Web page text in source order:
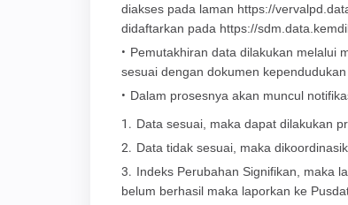
diakses pada laman https://
didaftarkan pada https://
Pemutakhiran data dilakukan melalui
sesuai dengan dokumen
Dalam prosesnya akan muncul
Data sesuai, maka dapat dilakukan
Data tidak sesuai, maka
Indeks Perubahan Signifikan, maka
belum berhasil maka laporkan ke